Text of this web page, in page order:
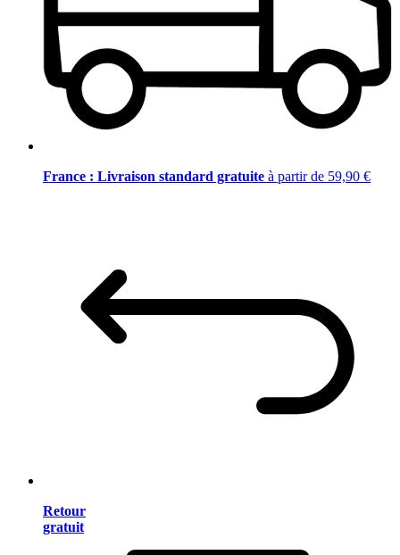
France : Livraison standard gratuite à partir de 59,90 €
Retour
gratuit